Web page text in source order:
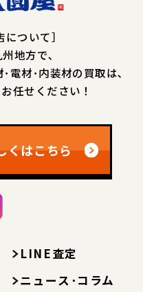
について］
地方で､
電材･内装材の買取は､
任せください！
くはこちら
LINE査定
ニュース･コラム